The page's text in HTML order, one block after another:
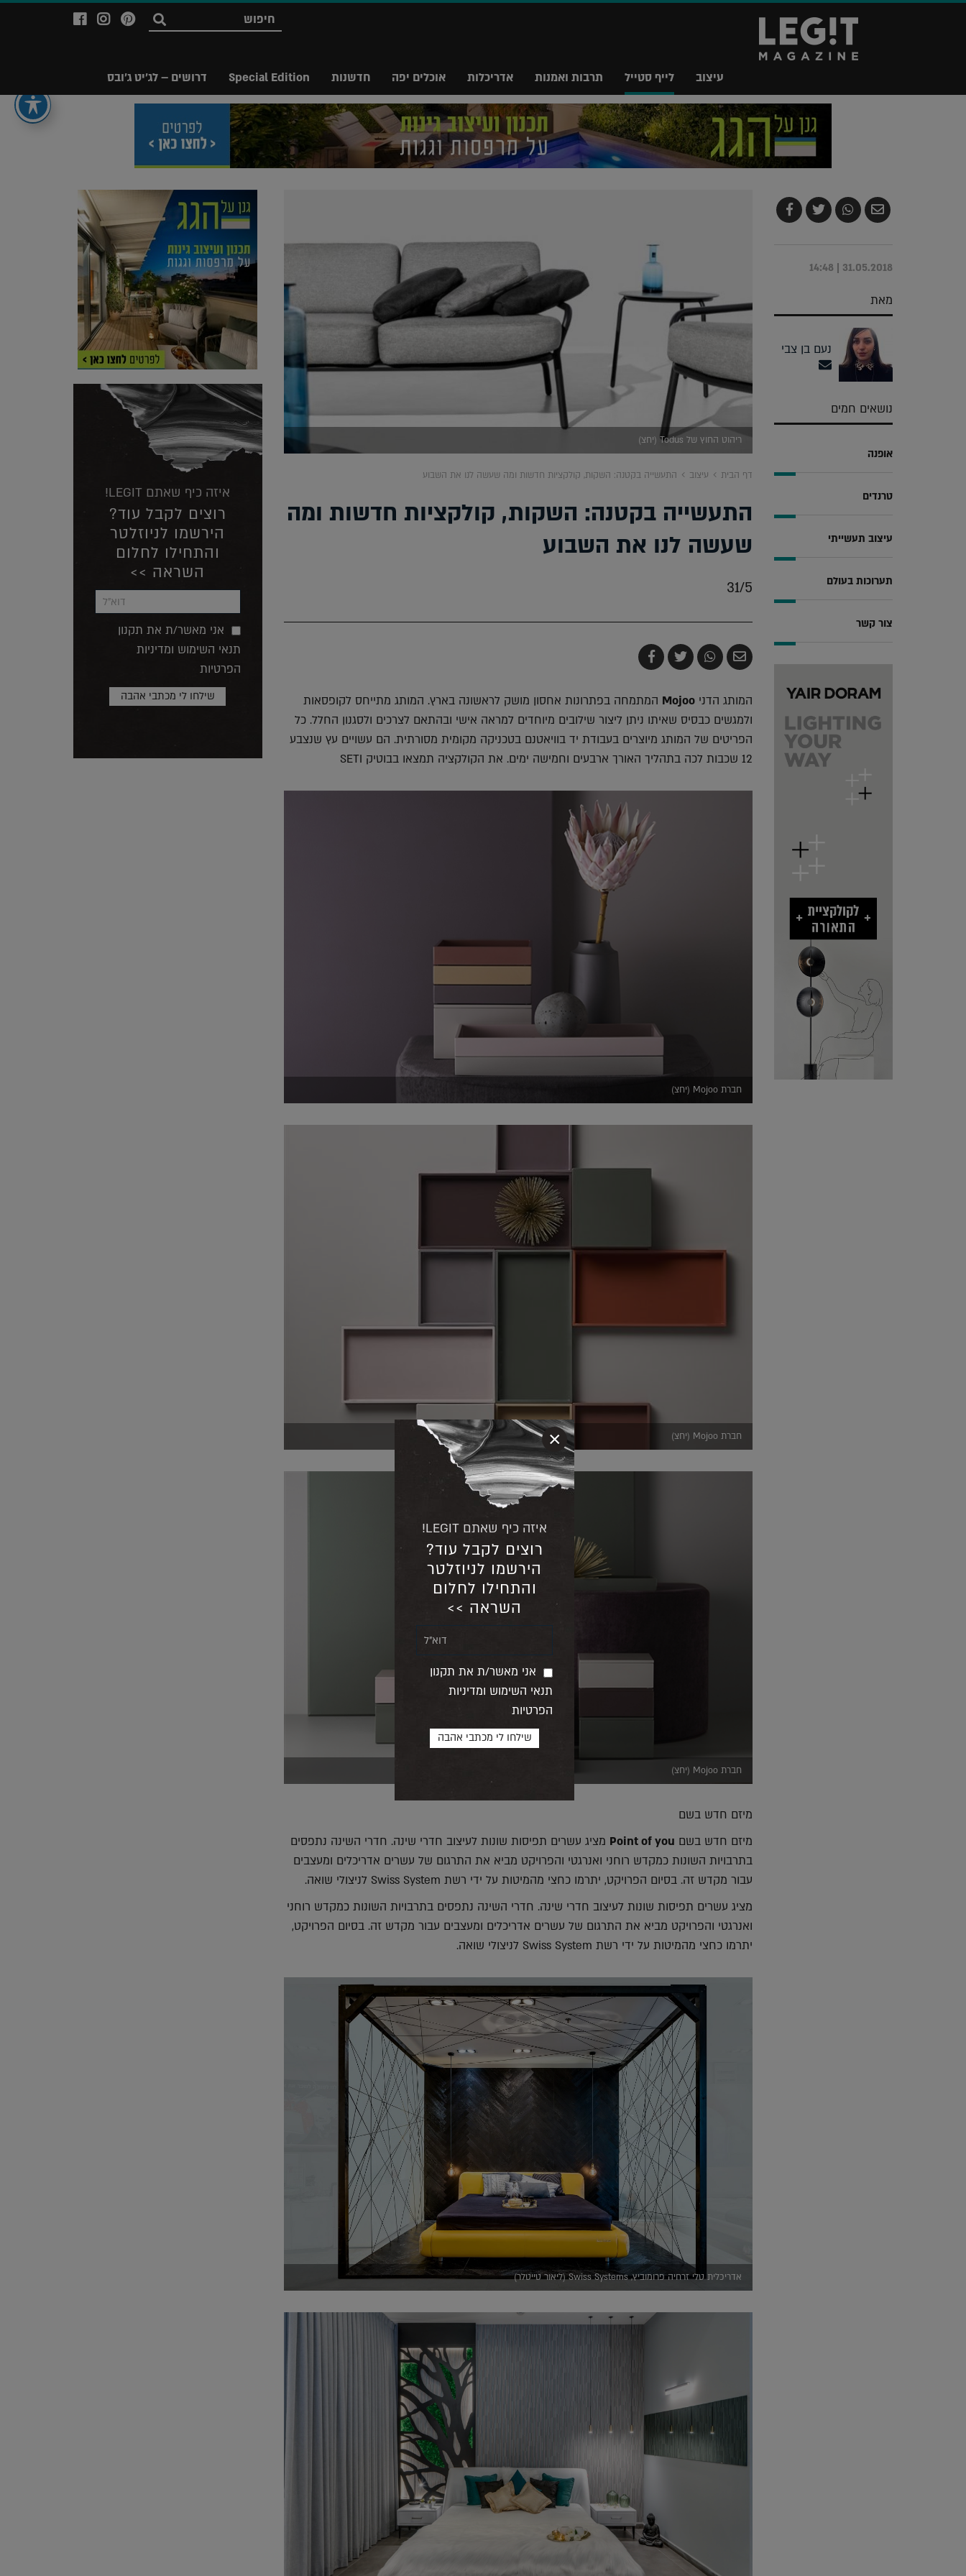
עיצוב לייף סטייל תרבות ואמנות אדריכלות אוכלים יפה חדשנות Special Edition דרושים – לג'יט ג'ובס
חפש
לעמוד
של
לעמוד
לג'יט
Legit
ריהוט החוץ של Todus (יחצ)
דף הבית עיצוב התעשייה בקטנה: השקות, קולקציות חדשות ומה שעשה לנו את השבוע
התעשייה בקטנה: השקות, קולקציות חדשות ומה
שעשה לנו את השבוע
31/5
שלח
בדואר
שתף
ב-
צייץ
ב-
שתף
ב-
המותג הדני Mojoo המתמחה בפתרונות אחסון מושק לראשונה בארץ. המותג מתייחס לקופסאות
ולמגשים כבסיס שאיתו ניתן ליצור שילובים מיוחדים למראה אישי ובהתאם לצרכים ולסגנון החלל. כל
הפריטים של המותג מיוצרים בעבודת יד בוויאטנם בטכניקה מקומית מסורתית. הם עשויים עץ שנצבע
12 שכבות לכה בתהליך האורך ארבעים וחמישה ימים. את הקולקציה תמצאו בבוטיק SETI
חברת Mojoo (יחצ)
חברת Mojoo (יחצ)
חברת Mojoo (יחצ)
מיזם חדש בשם
מיזם חדש בשם Point of you מציג עשרים תפיסות שונות לעיצוב חדרי שינה. חדרי השינה נתפסים
בתרבויות השונות כמקדש רוחני ואנרגטי והפרויקט מביא את התרגום של עשרים אדריכלים ומעצבים
עבור מקדש זה. בסיום הפרויקט, יתרמו כחצי מהמיטות על ידי רשת Swiss System לניצולי שואה.
מציג עשרים תפיסות שונות לעיצוב חדרי שינה. חדרי השינה נתפסים בתרבויות השונות כמקדש רוחני
ואנרגטי והפרויקט מביא את התרגום של עשרים אדריכלים ומעצבים עבור מקדש זה. בסיום הפרויקט,
יתרמו כחצי מהמיטות על ידי רשת Swiss System לניצולי שואה.
אדריכלית טלי זרחיה פרומוביץ, Swiss Systems (ליאור טייטלר)
שלח
בדואר
שתף
ב-
צייץ
ב-
שתף
ב-
31.05.2018 | 14:48
מאת
נעם בן צבי
נושאים חמים
אופנה
טרנדים
עיצוב תעשייתי
תערוכות בעולם
צור קשר
איזה כיף שאתם LEGIT!
רוצים לקבל עוד?
הירשמו לניוזלטר
והתחילו לחלום
השראה >>
אני מאשר/ת את תקנון
תנאי השימוש ומדיניות
הפרטיות
איזה כיף שאתם LEGIT!
רוצים לקבל עוד?
הירשמו לניוזלטר
והתחילו לחלום
השראה >>
אני מאשר/ת את תקנון
תנאי השימוש ומדיניות
הפרטיות
×